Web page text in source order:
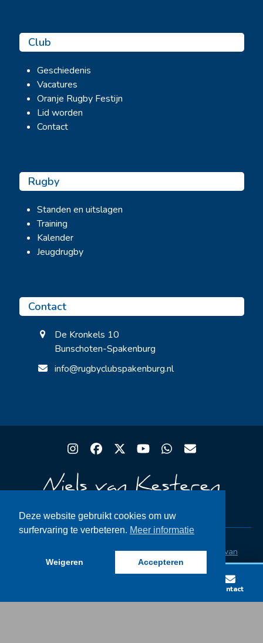
Club
Geschiedenis
Vacatures
Oranje Rugby Festijn
Lid worden
Contact
Rugby
Standen en uitslagen
Training
Kalender
Jeugdrugby
Contact
De Kronkels 10
Bunschoten-Spakenburg
info@rugbyclubspakenburg.nl
Instagram
Facebook
TwitterYouTubeWhatsapp
Email
Copyright® Rugby Club Spakenburg | OntwerpNiels van
Kesteren
Privacystatement AVG|
Contact
Deze website gebruikt cookies om uw
surfervaring te verbeteren. Meer informatie
Weigeren Accepteren